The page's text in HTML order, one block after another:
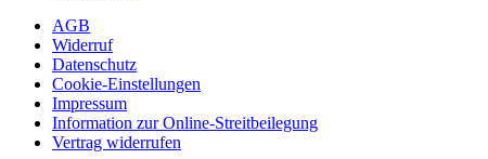
AGB
Widerruf
Datenschutz
Cookie-Einstellungen
Impressum
Information zur Online-Streitbeilegung
Vertrag widerrufen